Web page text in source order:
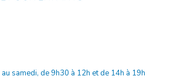
samedi, de 9h30 à 12h et de 14h à 19h